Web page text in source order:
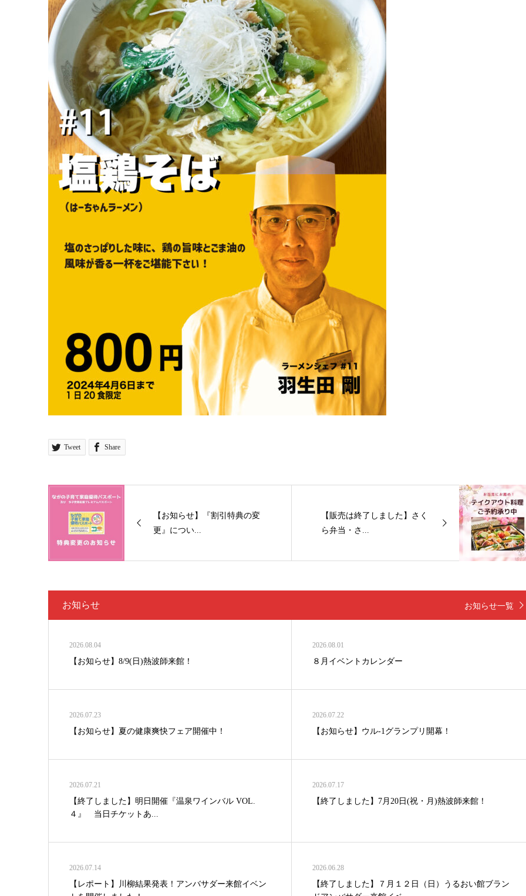
Tweet Share
【お知らせ】『割引特典の変
更』につい...
【販売は終了しました】さく
ら弁当・さ...
お知らせ お知らせ一覧
2026.08.04
【お知らせ】8/9(日)熱波師来館！
2026.08.01
８月イベントカレンダー
2026.07.23
【お知らせ】夏の健康爽快フェア開催中！
2026.07.22
【お知らせ】ウル-1グランプリ開幕！
2026.07.21
【終了しました】明日開催『温泉ワインバル VOL.
４』 当日チケットあ...
2026.07.17
【終了しました】7月20日(祝・月)熱波師来館！
2026.07.14
【レポート】川柳結果発表！アンバサダー来館イベン
2026.06.28
【終了しました】７月１２日（日）うるおい館ブラン